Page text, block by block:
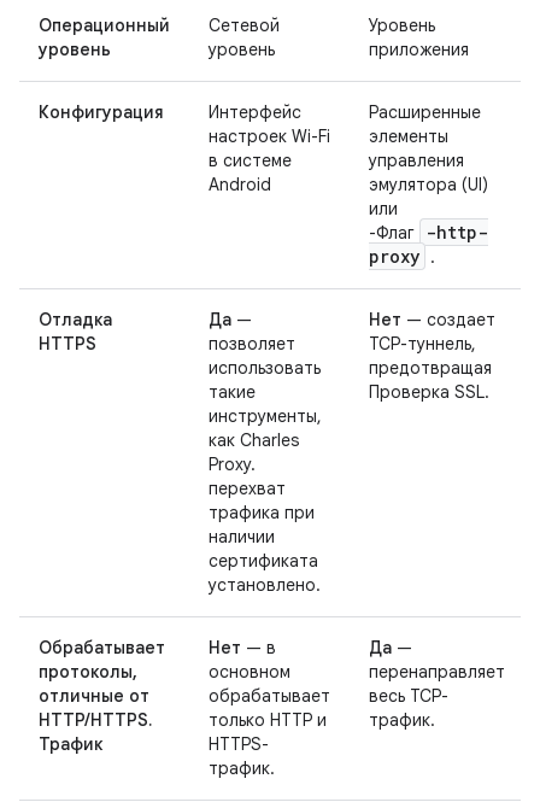
Операционный
уровень
Сетевой
уровень
Уровень
приложения
Конфигурация
Интерфейс
настроек Wi-Fi
в системе
Android
Расширенные
элементы
управления
эмулятора (UI)
или
-Флаг
-http-
proxy .
Отладка
HTTPS
Да —
позволяет
использовать
такие
инструменты,
как Charles
Proxy.
перехват
трафика при
наличии
сертификата
установлено.
Нет — создает
TCP-туннель,
предотвращая
Проверка SSL.
Обрабатывает
протоколы,
отличные от
HTTP/HTTPS.
Трафик
Нет — в
основном
обрабатывает
только HTTP и
HTTPS-
трафик.
Да —
перенаправляет
весь TCP-
трафик.